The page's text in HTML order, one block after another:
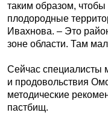
таким образом,
плодородные
Ивахнова. – Это
зоне области. Там
Сейчас специалисты
и продовольствия
методические
пастбищ.